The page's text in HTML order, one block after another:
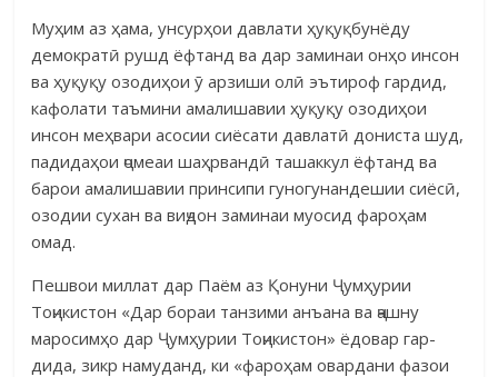
Муҳим аз ҳама, унсурҳои давлати ҳуқуқбунёду
демократӣ рушд ёфтанд ва дар заминаи онҳо инсон
ва ҳуқуқу озодиҳои ӯ арзиши олӣ эътироф гардид,
кафолати таъмини амалишавии ҳуқуқу озодиҳои
инсон меҳвари асосии сиёсати давлатӣ дониста шуд,
падидаҳои ҷомеаи шаҳрвандӣ ташаккул ёфтанд ва
барои амалишавии принсипи гуногунандешии сиёсӣ,
озодии сухан ва виҷдон заминаи муосид фароҳам
омад.
Пешвои миллат дар Паём аз Қонуни Ҷумҳурии
Тоҷикистон «Дар бораи танзими анъана ва ҷашну
маросимҳо дар Ҷумҳурии Тоҷикистон» ёдовар гар­
дида, зикр намуданд, ки «фароҳам овардани фазои